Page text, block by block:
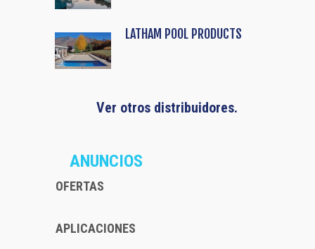
LATHAM POOL PRODUCTS
Ver otros distribuidores.
ANUNCIOS
OFERTAS
APLICACIONES